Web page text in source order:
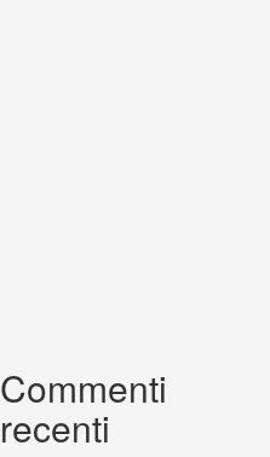
Commenti
recenti